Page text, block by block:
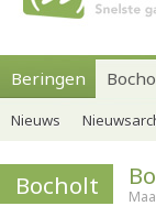
Beringen
Nieuws
Bocholt